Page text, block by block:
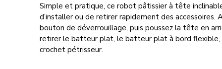
Simple et pratique, ce robot pâtissier à tête
d’installer ou de retirer rapidement des accessoires.
bouton de déverrouillage, puis poussez la tête en
retirer le batteur plat, le batteur plat à bord
crochet pétrisseur.